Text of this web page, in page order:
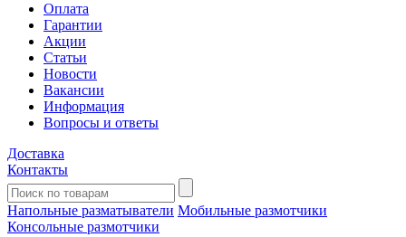
Оплата
Гарантии
Акции
Статьи
Новости
Вакансии
Информация
Вопросы и ответы
Доставка
Контакты
Напольные разматыватели Мобильные размотчики
Консольные размотчики